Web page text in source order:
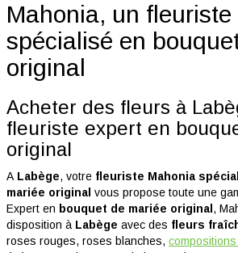
Mahonia, un fleuriste
spécialisé en
original
Acheter des fleurs à
fleuriste expert en
original
A Labège, votre fleuriste Mahonia
mariée original vous propose toute une
Expert en bouquet de mariée original ,
disposition àLabège avec des fleurs
roses rouges, roses blanches,